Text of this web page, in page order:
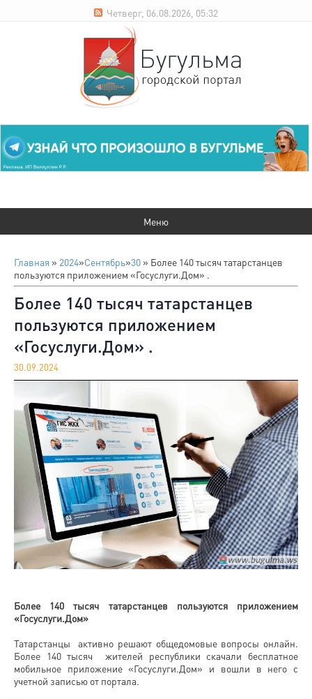
Четверг, 06.08.2026, 05:32
Главная » 2024»Сентябрь»30 » Более 140 тысяч татарстанцев
пользуются приложением «Госуслуги.Дом» .
Более 140 тысяч татарстанцев
пользуются приложением
«Госуслуги.Дом» .
30.09.2024
Более 140 тысяч татарстанцев пользуются приложением
«Госуслуги.Дом»
Татарстанцы активно решают общедомовые вопросы онлайн.
Более 140 тысяч жителей республики скачали бесплатное
мобильное приложение «Госуслуги.Дом» и вошли в него с
учетной записью от портала.